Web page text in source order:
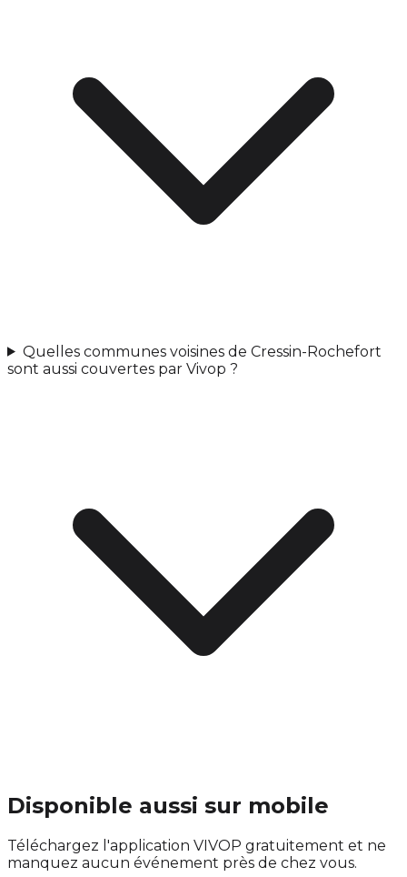
Quelles communes voisines de Cressin-Rochefort
sont aussi couvertes par Vivop ?
Disponible aussi sur mobile
Téléchargez l'application VIVOP gratuitement et ne
manquez aucun événement près de chez vous.